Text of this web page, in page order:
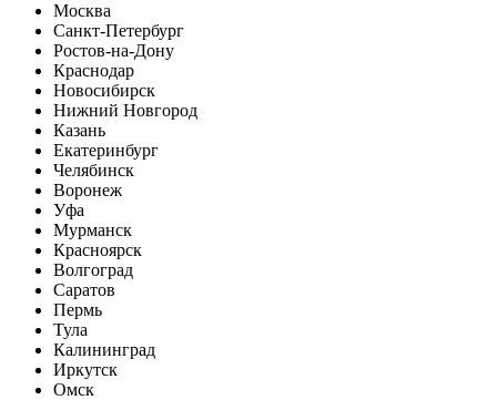
Москва
Санкт-Петербург
Ростов-на-Дону
Краснодар
Новосибирск
Нижний Новгород
Казань
Екатеринбург
Челябинск
Воронеж
Уфа
Мурманск
Красноярск
Волгоград
Саратов
Пермь
Тула
Калининград
Иркутск
Омск